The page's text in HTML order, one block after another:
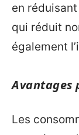
en
qui réduit
également
Avantages
Les